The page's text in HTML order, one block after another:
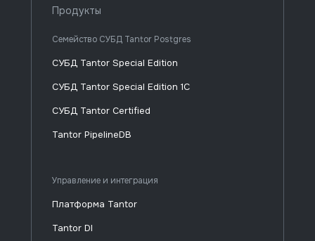
Продукты
Семейство СУБД Tantor Postgres
Управление и интеграция
СУБД Tantor Special Edition
СУБД Tantor Special Edition 1C
СУБД Tantor Certified
Tantor PipelineDB
Платформа Tantor
Tantor DI